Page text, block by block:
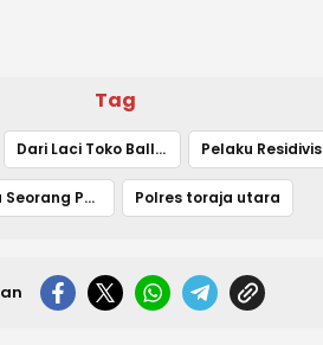
Tag
Dari Laci Toko Ballona Shop Pelaku Residivis
Pelaku Seorang Perempuan Polres toraja utara